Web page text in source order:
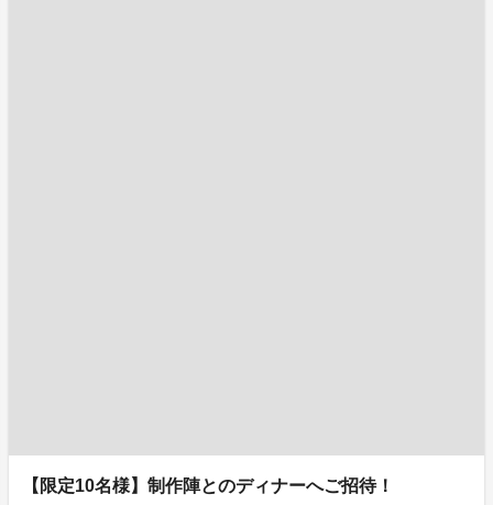
【限定10名様】制作陣とのディナーへご招待！